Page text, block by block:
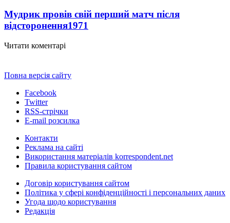
Мудрик провів свій перший матч після
відсторонення1971
Читати коментарі
Повна версія сайту
Facebook
Twitter
RSS-стрічки
E-mail розсилка
Контакти
Реклама на сайті
Використання матеріалів korrespondent.net
Правила користування сайтом
Договір користування сайтом
Політика у сфері конфіденційності і персональних даних
Угода щодо користування
Редакція